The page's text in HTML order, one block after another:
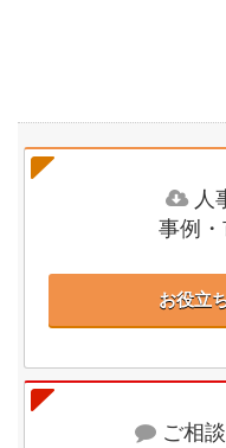
人
事例
お役立
ご相談